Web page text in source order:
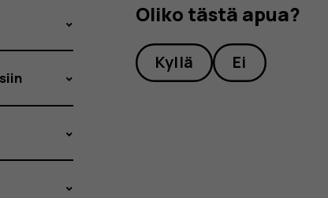
Oliko tästä apua?
Kyllä Ei